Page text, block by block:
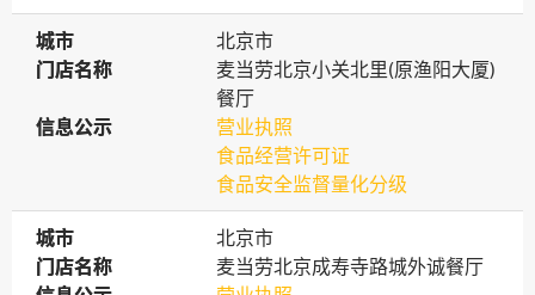
城市
城市
北京市
门店名称
门店名称
麦当劳北京小关北里(原渔阳大厦)
餐厅
信息公示
信息公示
营业执照
食品经营许可证
食品安全监督量化分级
城市
城市
北京市
门店名称
门店名称
麦当劳北京成寿寺路城外诚餐厅